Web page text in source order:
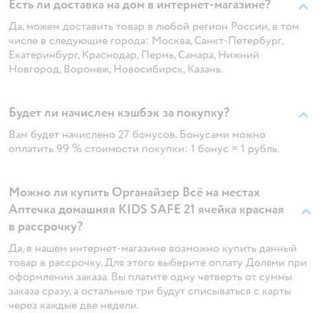
Есть ли доставка на дом в интернет-магазине?
Да, можем доставить товар в любой регион России, в том
числе в следующие города: Москва, Санкт-Петербург,
Екатеринбург, Краснодар, Пермь, Самара, Нижний
Новгород, Воронеж, Новосибирск, Казань.
Будет ли начислен кэшбэк за покупку?
Вам будет начислено 27 бонусов. Бонусами можно
оплатить 99 % стоимости покупки: 1 бонус = 1 рубль.
Можно ли купить Органайзер Всё на местах
Аптечка домашняя KIDS SAFE 21 ячейка красная
в рассрочку?
Да, в нашем интернет-магазине возможно купить данный
товар в рассрочку. Для этого выберите оплату Долями при
оформлении заказа. Вы платите одну четверть от суммы
заказа сразу, а остальные три будут списываться с карты
через каждые две недели.